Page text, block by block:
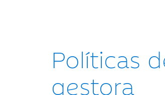
Políticas
gestora